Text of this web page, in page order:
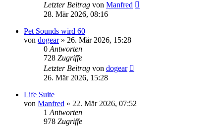
Letzter Beitrag von Manfred
28. Mär 2026, 08:16
Pet Sounds wird 60
von dogear» 26. Mär 2026, 15:28
0 Antworten
728 Zugriffe
Letzter Beitrag von dogear
26. Mär 2026, 15:28
Life Suite
von Manfred » 22. Mär 2026, 07:52
1 Antworten
978 Zugriffe